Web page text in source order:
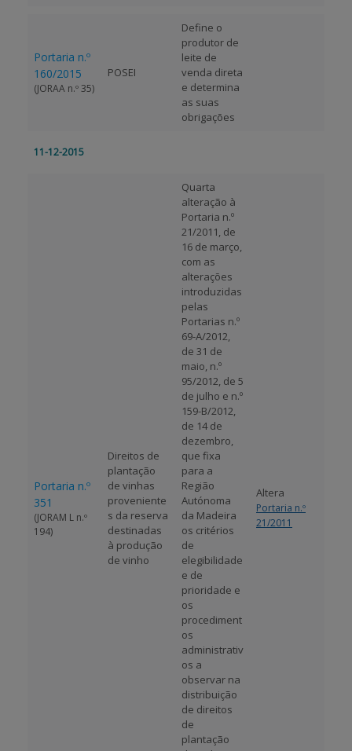
Portaria n.º
160/2015
(JORAA n.º 35)
POSEI
Define o
produtor de
leite de
venda direta
e determina
as suas
obrigações
11-12-2015
Portaria n.º
351
(JORAM L n.º
194)
Direitos de
plantação
de vinhas
proveniente
s da reserva
destinadas
à produção
de vinho
Quarta
alteração à
Portaria n.º
21/2011, de
16 de março,
com as
alterações
introduzidas
pelas
Portarias n.º
69-A/2012,
de 31 de
maio, n.º
95/2012, de 5
de julho e n.º
159-B/2012,
de 14 de
dezembro,
que fixa
para a
Região
Autónoma
da Madeira
os critérios
de
elegibilidade
e de
prioridade e
os
procediment
os
administrativ
os a
observar na
distribuição
de direitos
de
plantação
Altera
Portaria n.º
21/2011